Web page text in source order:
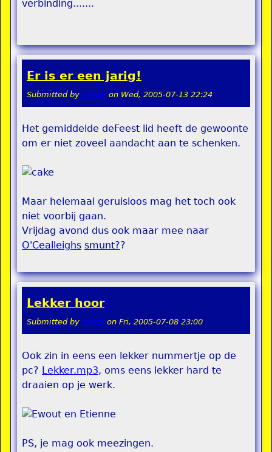
verbinding.......
Er is er een jarig!
Submitted by pokon on Wed, 2005-07-13 22:24
Het gemiddelde deFeest lid heeft de gewoonte
om er niet zoveel aandacht aan te schenken.
Maar helemaal geruisloos mag het toch ook
niet voorbij gaan.
Vrijdag avond dus ook maar mee naar
O'Cealleighs smunt??
Lekker hoor
Submitted by teddy on Fri, 2005-07-08 23:00
Ook zin in eens een lekker nummertje op de
pc? Lekker.mp3, oms eens lekker hard te
draaien op je werk.
PS, je mag ook meezingen.